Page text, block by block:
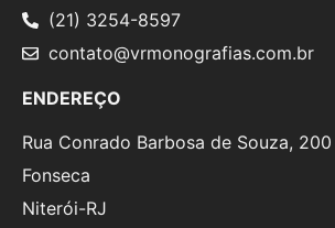
(21) 3254-8597
contato@vrmonografias.com.br
ENDEREÇO
Rua Conrado Barbosa de Souza, 200
Fonseca
Niterói-RJ